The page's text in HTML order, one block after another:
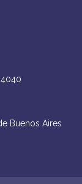
Buenos Aires